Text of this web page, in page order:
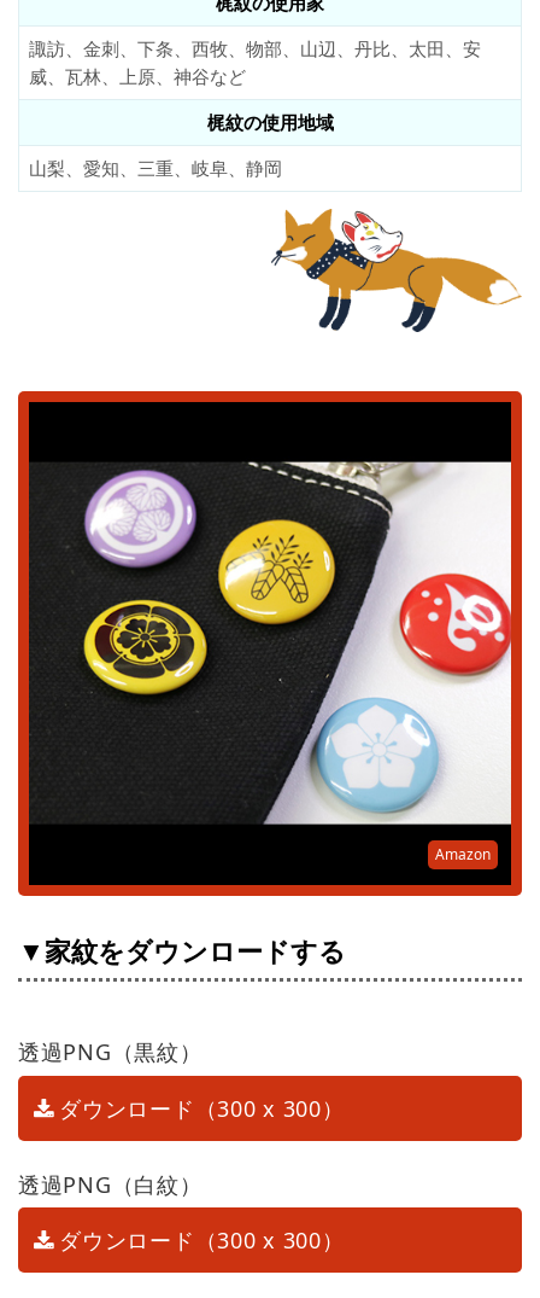
諏訪、金刺、下条、西牧、物部、山辺、丹比、太田、安
威、瓦林、上原、神谷など
梶紋の使用地域
山梨、愛知、三重、岐阜、静岡
Amazon
▼家紋をダウンロードする
透過PNG（黒紋）
ダウンロード（300 x 300）
透過PNG（白紋）
ダウンロード（300 x 300）